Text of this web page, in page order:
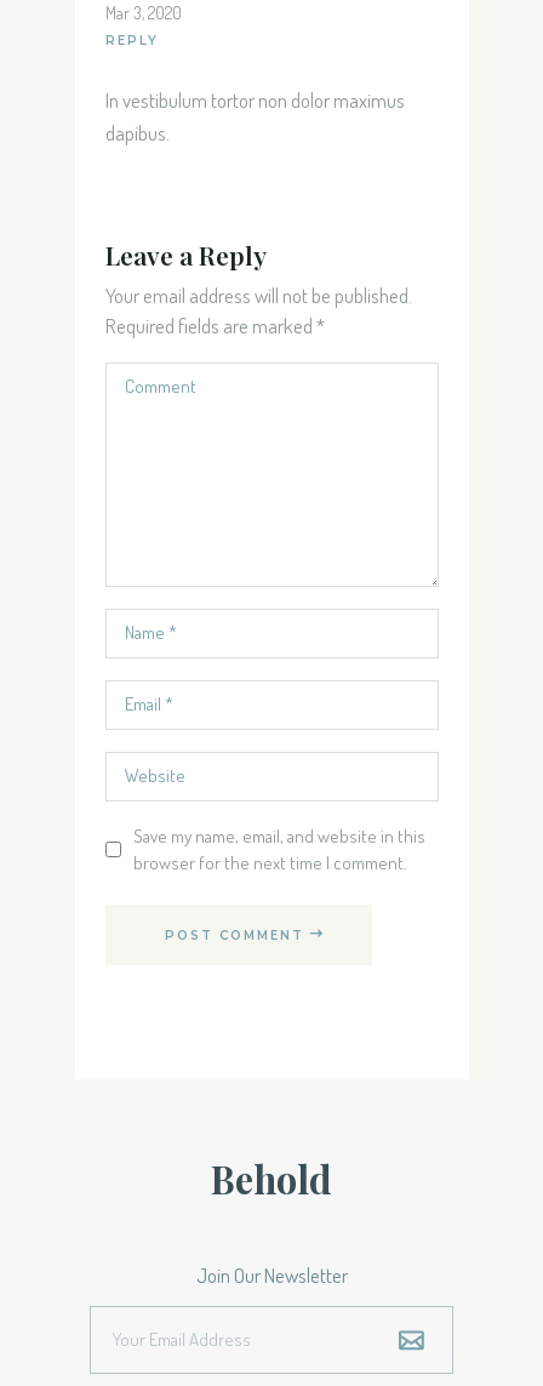
Mar 3, 2020
REPLY
In vestibulum tortor non dolor maximus
dapibus.
Leave a Reply
Your email address will not be published.
Required fields are marked*
Save my name, email, and website in this
browser for the next time I comment.
POST COMMENT
Behold
Join Our Newsletter